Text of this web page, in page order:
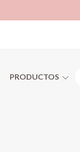
PRODUCTOS